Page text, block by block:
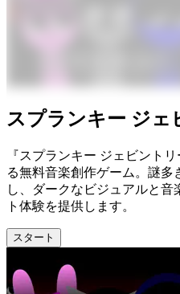
スプランキー ジェ
『スプランキー ジェビント
る無料音楽創作ゲーム。謎多
し、ダークなビジュアルと
ト体験を提供します。
スタート